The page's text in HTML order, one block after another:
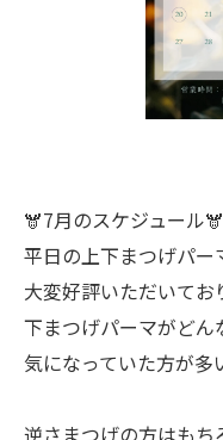
🫎7月のスケジュール🫎
平日の上下まつげパー
大変好評いただいて
下まつげパーマがどん
気になっていた方が多
逆さまつげの方はもち